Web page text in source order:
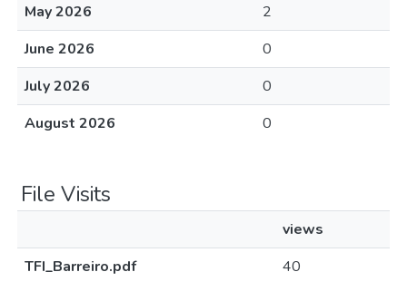
May 2026
2
June 2026
0
July 2026
0
August 2026
0
File Visits
views
TFI_Barreiro.pdf
40